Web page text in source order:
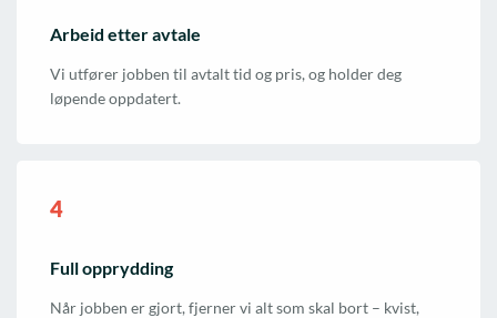
Arbeid etter avtale
Vi utfører jobben til avtalt tid og pris, og holder deg
løpende oppdatert.
4
Full opprydding
Når jobben er gjort, fjerner vi alt som skal bort – kvist,